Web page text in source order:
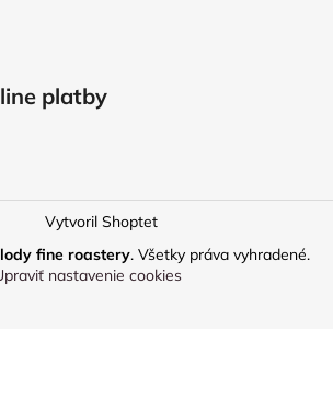
platby
Vytvoril Shoptet
fine roastery. Všetky práva vyhradené.
nastavenie cookies